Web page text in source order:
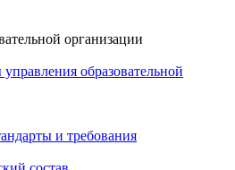
организации
образовательной
и требования